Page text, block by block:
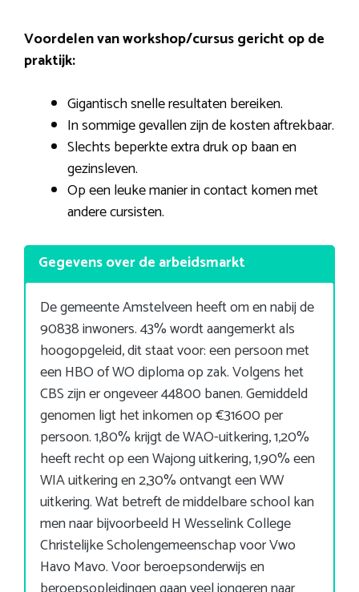
Voordelen van workshop/cursus gericht op de
praktijk:
Gigantisch snelle resultaten bereiken.
In sommige gevallen zijn de kosten aftrekbaar.
Slechts beperkte extra druk op baan en
gezinsleven.
Op een leuke manier in contact komen met
andere cursisten.
Gegevens over de arbeidsmarkt
De gemeente Amstelveen heeft om en nabij de
90838 inwoners. 43% wordt aangemerkt als
hoogopgeleid, dit staat voor: een persoon met
een HBO of WO diploma op zak. Volgens het
CBS zijn er ongeveer 44800 banen. Gemiddeld
genomen ligt het inkomen op €31600 per
persoon. 1,80% krijgt de WAO-uitkering, 1,20%
heeft recht op een Wajong uitkering, 1,90% een
WIA uitkering en 2,30% ontvangt een WW
uitkering. Wat betreft de middelbare school kan
men naar bijvoorbeeld H Wesselink College
Christelijke Scholengemeenschap voor Vwo
Havo Mavo. Voor beroepsonderwijs en